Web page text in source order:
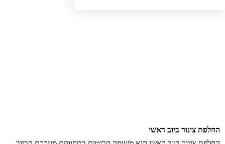
צינור ביוב ראשי